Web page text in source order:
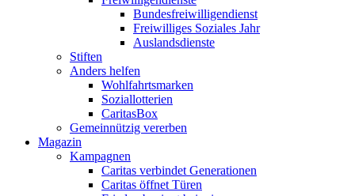
Bundesfreiwilligendienst
Freiwilliges Soziales Jahr
Auslandsdienste
Stiften
Anders helfen
Wohlfahrtsmarken
Soziallotterien
CaritasBox
Gemeinnützig vererben
Magazin
Kampagnen
Caritas verbindet Generationen
Caritas öffnet Türen